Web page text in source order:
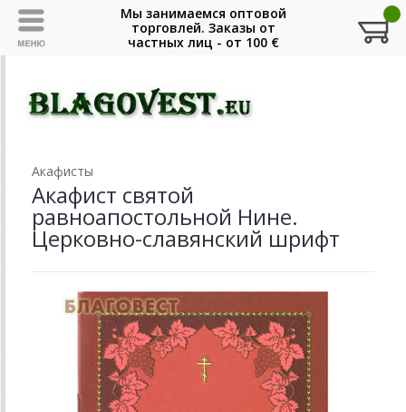
Акафисты
Акафист святой
равноапостольной Нине.
Церковно-славянский шрифт